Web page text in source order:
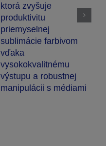
ktorá zvyšuje
produktivitu
priemyselnej
sublimácie farbivom
vďaka
vysokokvalitnému
výstupu a robustnej
manipulácii s médiami